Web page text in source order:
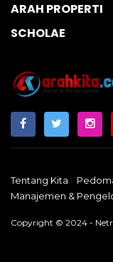
ARAH PROPERTI
SCHOLAE
Tentang Kita
Manajemen &
Copyright © 2024 -